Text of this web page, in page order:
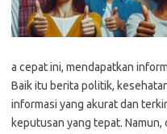
a cepat ini, mendapatkan
Baik itu berita politik,
informasi yang akurat dan
keputusan yang tepat.